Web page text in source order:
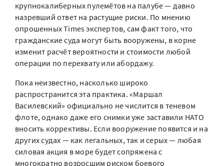
крупнокалиберных пулемётов на палубе — давно
назревший ответ на растущие риски. По мнению
опрошенных Times экспертов, сам факт того, что
гражданские суда могут быть вооружены, в корне
изменит расчёт вероятности и стоимости любой
операции по перехвату или абордажу.
Пока неизвестно, насколько широко
распространится эта практика. «Маршал
Василевский» официально не числится в теневом
флоте, однако даже его снимки уже заставили НАТО
вносить коррективы. Если вооружение появится и на
других судах — как легальных, так и серых — любая
силовая акция в море будет сопряжена с
многократно возросшим риском боевого